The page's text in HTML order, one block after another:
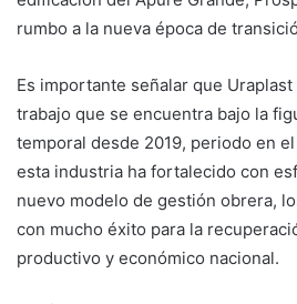
rumbo a la nueva época de
Es importante señalar que
trabajo que se encuentra bajo la
temporal desde 2019, periodo en
esta industria ha fortalecido con
nuevo modelo de gestión obrera,
con mucho éxito para la
productivo y económico nacional.